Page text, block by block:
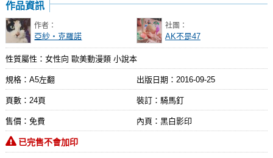
作品資訊
作者：
亞紗・克羅諾
社團：
AK不是47
性質屬性：女性向 歐美動漫類 小說本
規格：A5左翻 出版日期： 2016-09-25
頁數：24頁 裝訂：騎馬釘
售價：免費 內頁：黑白影印
已完售不會加印